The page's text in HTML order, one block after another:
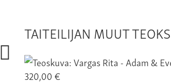
TAITEILIJAN MUUT
320,00 €